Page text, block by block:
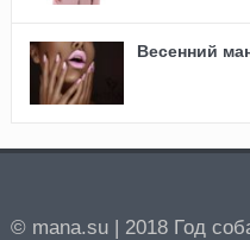
Весенний
© mana.su | 2018 Год